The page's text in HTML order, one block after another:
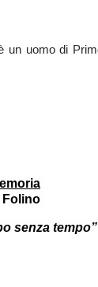
un uomo di
Folino
senza tempo”